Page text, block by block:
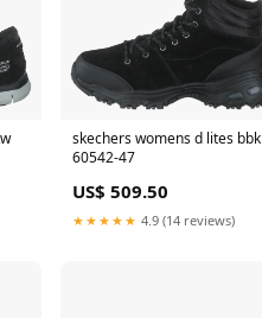
skechers womens d lites bbk
60542-47
US$ 509.50
★★★★★ 4.9 (14 reviews)